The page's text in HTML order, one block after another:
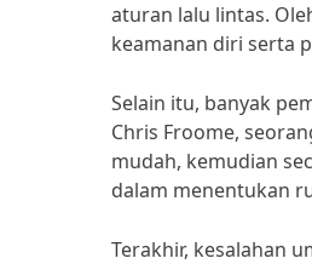
aturan lalu lintas.
keamanan diri serta
Selain itu, banyak
Chris Froome,
mudah, kemudian
dalam menentukan
Terakhir, kesalahan